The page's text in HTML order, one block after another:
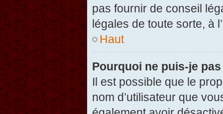
pas fournir de conseil
légales de toute sorte, à
Haut
Pourquoi ne puis-je
Il est possible que le
nom d’utilisateur que